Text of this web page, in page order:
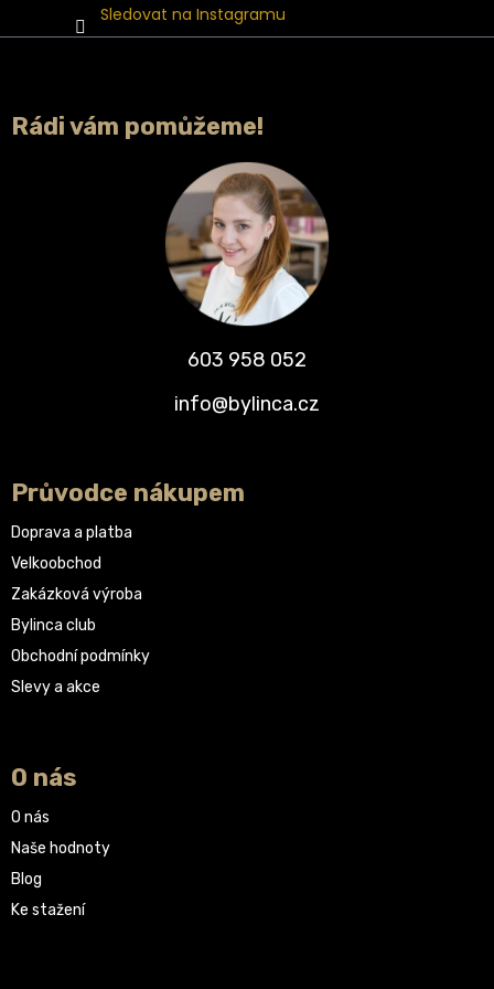
Sledovat na Instagramu
Rádi vám pomůžeme!
603 958 052
info@bylinca.cz
Průvodce nákupem
Doprava a platba
Velkoobchod
Zakázková výroba
Bylinca club
Obchodní podmínky
Slevy a akce
O nás
O nás
Naše hodnoty
Blog
Ke stažení